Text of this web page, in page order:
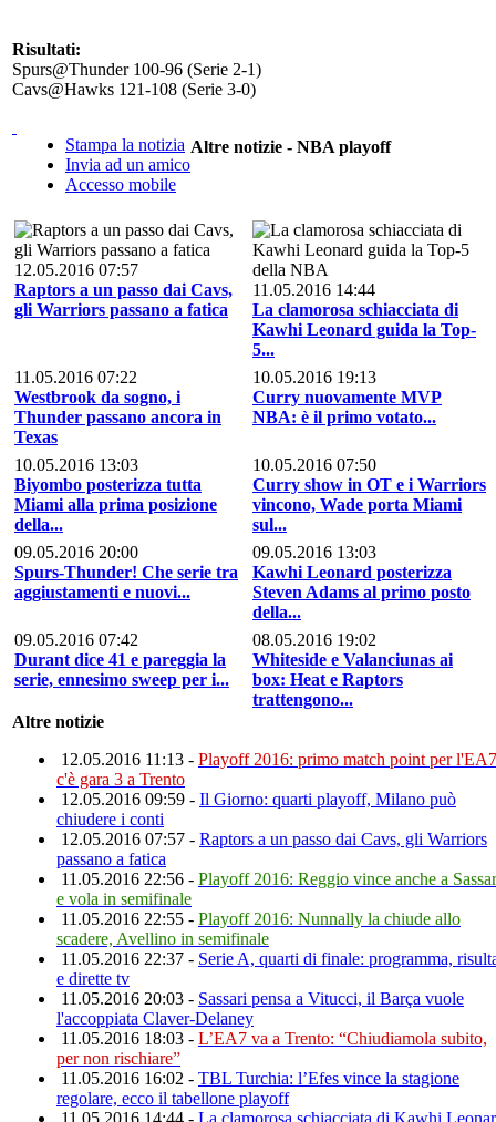
Risultati:
Spurs@Thunder 100-96 (Serie 2-1)
Cavs@Hawks 121-108 (Serie 3-0)
Stampa la notizia
Invia ad un amico
Accesso mobile
Altre notizie - NBA playoff
12.05.2016 07:57
Raptors a un passo dai Cavs,
gli Warriors passano a fatica
11.05.2016 14:44
La clamorosa schiacciata di
Kawhi Leonard guida la Top-
5...
11.05.2016 07:22
Westbrook da sogno, i
Thunder passano ancora in
Texas
10.05.2016 19:13
Curry nuovamente MVP
NBA: è il primo votato...
10.05.2016 13:03
Biyombo posterizza tutta
Miami alla prima posizione
della...
10.05.2016 07:50
Curry show in OT e i Warriors
vincono, Wade porta Miami
sul...
09.05.2016 20:00
Spurs-Thunder! Che serie tra
aggiustamenti e nuovi...
09.05.2016 13:03
Kawhi Leonard posterizza
Steven Adams al primo posto
della...
09.05.2016 07:42
Durant dice 41 e pareggia la
serie, ennesimo sweep per i...
08.05.2016 19:02
Whiteside e Valanciunas ai
box: Heat e Raptors
trattengono...
Altre notizie
12.05.2016 11:13 - Playoff 2016: primo match point per
c'è gara 3 a Trento
12.05.2016 09:59 - Il Giorno: quarti playoff, Milano può
chiudere i conti
12.05.2016 07:57 - Raptors a un passo dai Cavs, gli Warriors
passano a fatica
11.05.2016 22:56 - Playoff 2016: Reggio vince anche a
e vola in semifinale
11.05.2016 22:55 - Playoff 2016: Nunnally la chiude allo
scadere, Avellino in semifinale
11.05.2016 22:37 - Serie A, quarti di finale: programma,
e dirette tv
11.05.2016 20:03 - Sassari pensa a Vitucci, il Barça vuole
l'accoppiata Claver-Delaney
11.05.2016 18:03 - L’EA7 va a Trento: “Chiudiamola subito,
per non rischiare”
11.05.2016 16:02 - TBL Turchia: l’Efes vince la stagione
regolare, ecco il tabellone playoff
11.05.2016 14:44 - La clamorosa schiacciata di Kawhi